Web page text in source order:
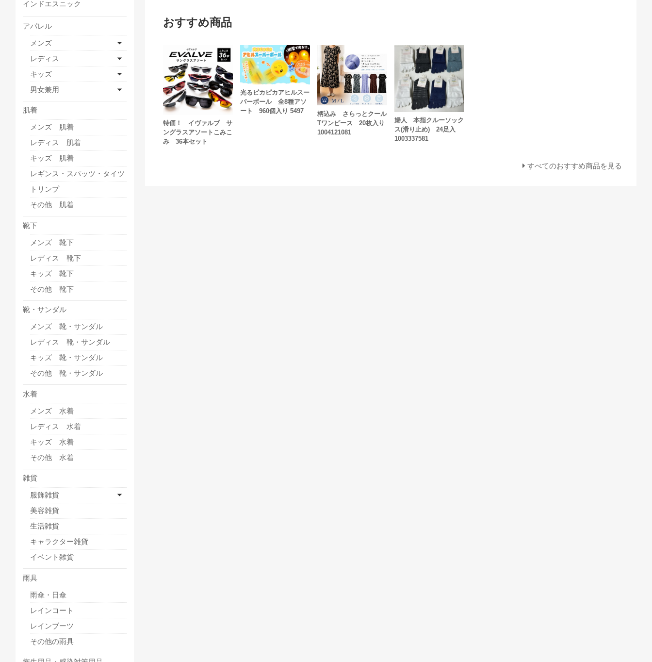
おすすめ商品
特価！ イヴァルブ サ
ングラスアソートこみこ
み 36本セット
光るピカピカアヒルスー
パーボール 全8種アソ
ート 960個入り 5497
柄込み さらっとクール
Tワンピース 20枚入り
1004121081
婦人 本指クルーソック
ス(滑り止め) 24足入
1003337581
すべてのおすすめ商品を見る
インドエスニック
アパレル
メンズ
レディス
キッズ
男女兼用
肌着
メンズ 肌着
レディス 肌着
キッズ 肌着
レギンス・スパッツ・タイツ
トリンプ
その他 肌着
靴下
メンズ 靴下
レディス 靴下
キッズ 靴下
その他 靴下
靴・サンダル
メンズ 靴・サンダル
レディス 靴・サンダル
キッズ 靴・サンダル
その他 靴・サンダル
水着
メンズ 水着
レディス 水着
キッズ 水着
その他 水着
雑貨
服飾雑貨
美容雑貨
生活雑貨
キャラクター雑貨
イベント雑貨
雨具
雨傘・日傘
レインコート
レインブーツ
その他の雨具